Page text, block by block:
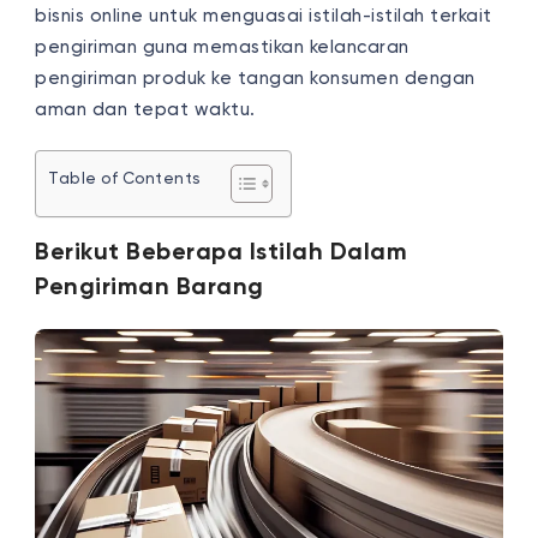
bisnis online untuk menguasai istilah-istilah terkait
pengiriman guna memastikan kelancaran
pengiriman produk ke tangan konsumen dengan
aman dan tepat waktu.
Table of Contents
Berikut Beberapa Istilah Dalam
Pengiriman Barang